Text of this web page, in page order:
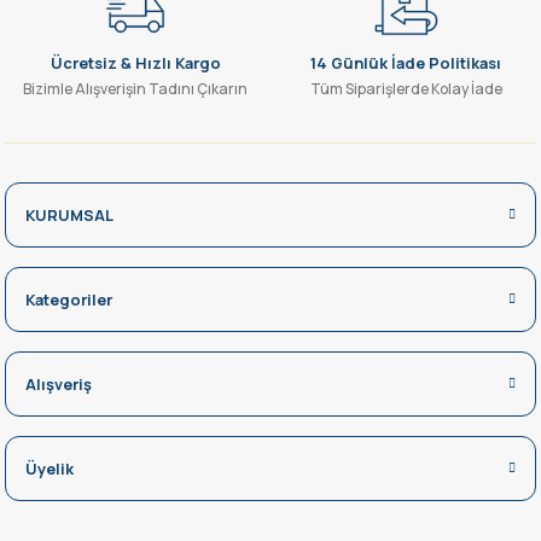
Ücretsiz & Hızlı Kargo
Bizimle Alışverişin Tadını Çıkarın
14 Günlük İade Politikası
Tüm Siparişlerde Kolay İade
KURUMSAL
Kategoriler
Alışveriş
Üyelik